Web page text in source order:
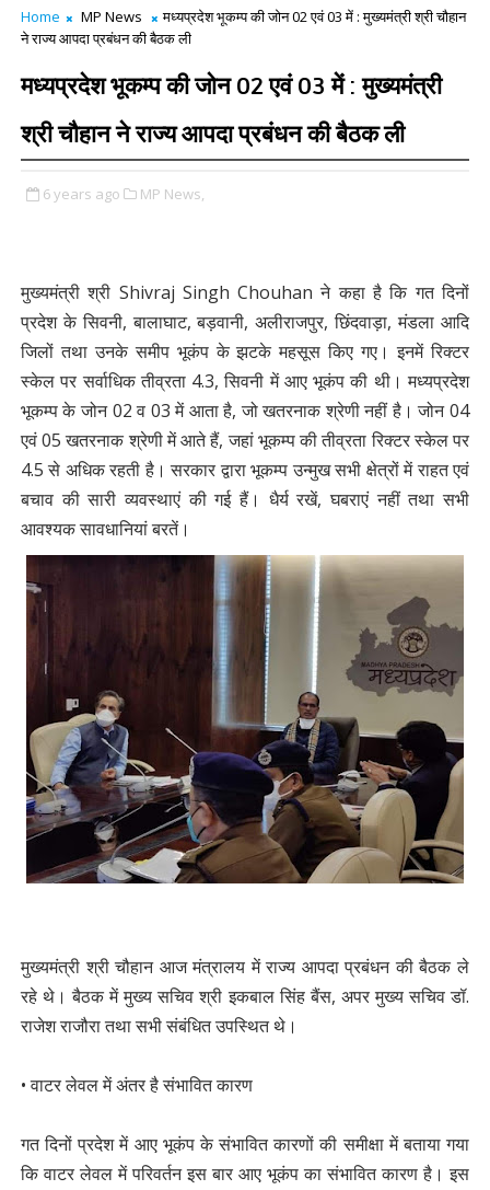
Home MP News
मध्यप्रदेश भूकम्प की जोन 02 एवं 03 में : मुख्यमंत्री श्री चौहान
ने राज्य आपदा प्रबंधन की बैठक ली
मध्यप्रदेश भूकम्प की जोन 02 एवं 03 में : मुख्यमंत्री
श्री चौहान ने राज्य आपदा प्रबंधन की बैठक ली
6 years ago MP News,
मुख्यमंत्री श्री Shivraj Singh Chouhan ने कहा है कि गत दिनों
प्रदेश के सिवनी, बालाघाट, बड़वानी, अलीराजपुर, छिंदवाड़ा, मंडला आदि
जिलों तथा उनके समीप भूकंप के झटके महसूस किए गए। इनमें रिक्टर
स्केल पर सर्वाधिक तीव्रता 4.3, सिवनी में आए भूकंप की थी। मध्यप्रदेश
भूकम्प के जोन 02 व 03 में आता है, जो खतरनाक श्रेणी नहीं है। जोन 04
एवं 05 खतरनाक श्रेणी में आते हैं, जहां भूकम्प की तीव्रता रिक्टर स्केल पर
4.5 से अधिक रहती है। सरकार द्वारा भूकम्प उन्मुख सभी क्षेत्रों में राहत एवं
बचाव की सारी व्यवस्थाएं की गई हैं। धैर्य रखें, घबराएं नहीं तथा सभी
आवश्यक सावधानियां बरतें।
मुख्यमंत्री श्री चौहान आज मंत्रालय में राज्य आपदा प्रबंधन की बैठक ले
रहे थे। बैठक में मुख्य सचिव श्री इकबाल सिंह बैंस, अपर मुख्य सचिव डॉ.
राजेश राजौरा तथा सभी संबंधित उपस्थित थे।
• वाटर लेवल में अंतर है संभावित कारण
गत दिनों प्रदेश में आए भूकंप के संभावित कारणों की समीक्षा में बताया गया
कि वाटर लेवल में परिवर्तन इस बार आए भूकंप का संभावित कारण है। इस